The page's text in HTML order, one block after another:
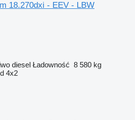
18.270dxi - EEV - LBW
diesel Ładowność 8 580 kg
4x2